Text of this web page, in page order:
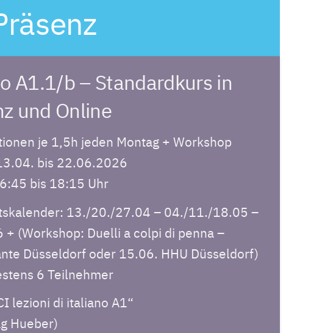
A1.1/b – Standardkurs in
und Online
je 1,5h jeden Montag + Workshop
bis 22.06.2026
bis 18:15 Uhr
13./20./27.04 – 04./11./18.05 –
(Workshop: Duelli a colpi di penna –
Düsseldorf oder 15.06. HHU Düsseldorf)
6 Teilnehmer
lezioni di italiano A1“
Hueber)